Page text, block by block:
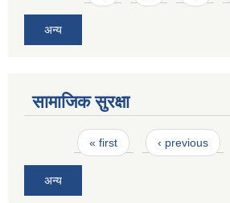
अन्य
सामाजिक सुरक्षा
Pages« first ‹ previous
अन्य